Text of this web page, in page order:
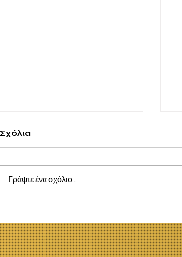
Αιτιότητας στην
εκπαίδευση του
Αυτισμού. Γιάννης
Σχόλια
Γράψτε ένα σχόλιο...